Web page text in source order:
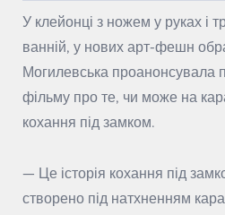
У клейонці з ножем у руках і
ванній, у нових арт-фешн
Могилевська проанонсувала
фільму про те, чи може на
кохання під замком.
— Це історія кохання під
створено під натхненням